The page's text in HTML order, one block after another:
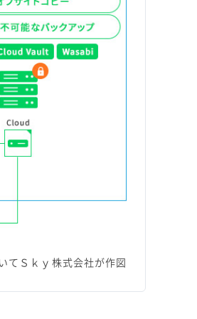
てＳｋｙ株式会社が作図